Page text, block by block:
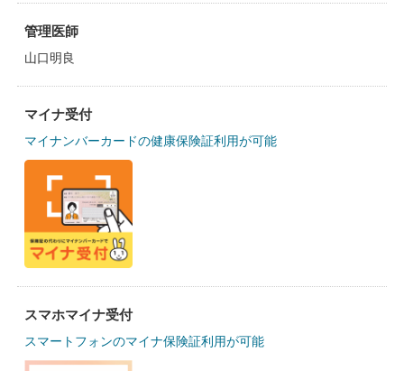
管理医師
山口明良
マイナ受付
マイナンバーカードの健康保険証利用が可能
スマホマイナ受付
スマートフォンのマイナ保険証利用が可能